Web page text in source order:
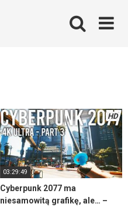
HD
03:29:49
Cyberpunk 2077 ma
niesamowitą grafikę, ale… –